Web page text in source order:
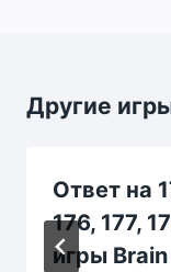
Другие
Ответ на
176, 177,
игры